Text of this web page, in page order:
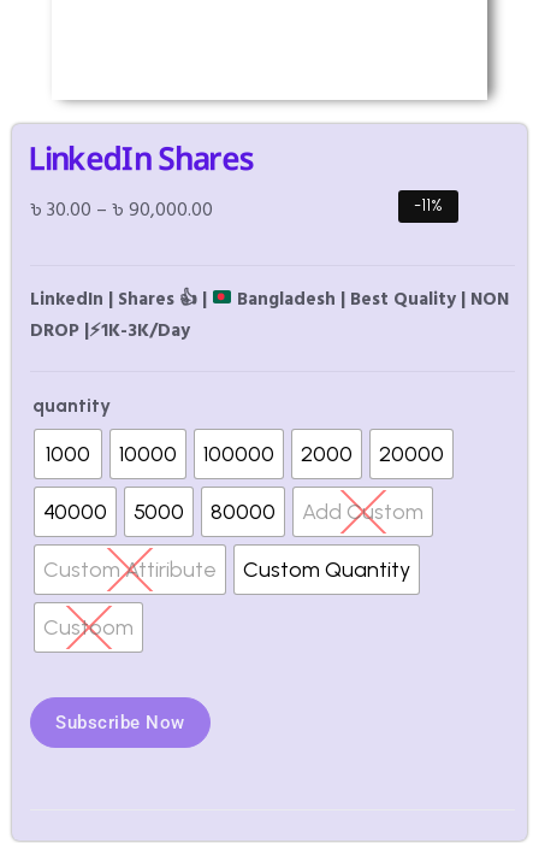
LinkedIn Shares
৳30.00 –৳90,000.00 -11%
LinkedIn | Shares 👍 |
Bangladesh | Best Quality | NON
DROP |⚡1K-3K/Day
quantity
1000 10000 100000 2000 20000
40000 5000 80000 Add Custom
Custom Attiribute Custom Quantity
Custoom
Subscribe Now